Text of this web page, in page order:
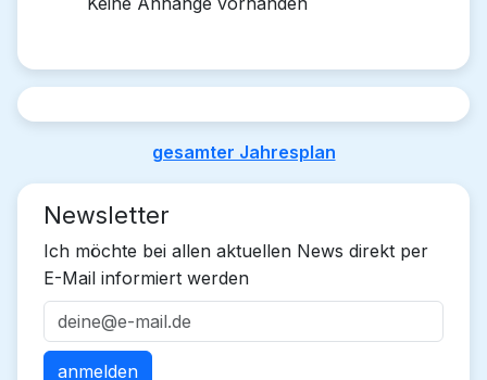
gesamter Jahresplan
Newsletter
Ich möchte bei allen aktuellen News direkt per
E-Mail informiert werden